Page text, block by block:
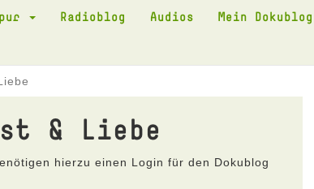
Radioblog Audios Mein Dokublog
& Liebe
hierzu einen Login für den Dokublog